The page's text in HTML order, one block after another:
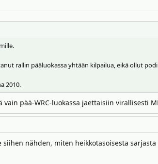
rallin pääluokassa yhtään kilpailua, eikä ollut
2010.
pää-WRC-luokassa jaettaisiin virallisesti
nähden, miten heikkotasoisesta